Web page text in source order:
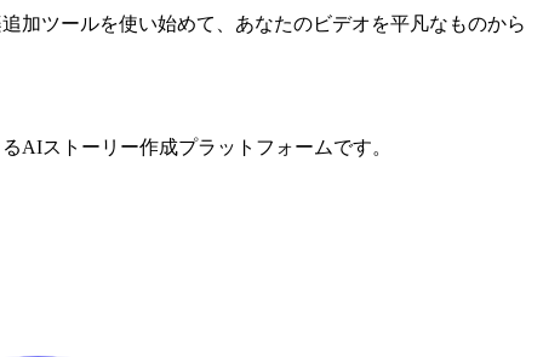
加ツールを使い始めて、あなたのビデオを平凡なものから
AIストーリー作成プラットフォームです。